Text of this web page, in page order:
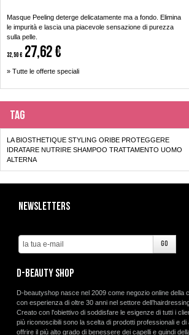
Masque Peeling deterge delicatamente ma a fondo. Elimina
le impurità e lascia una piacevole sensazione di purezza
sulla pelle.
32,50 € 27,62 €
» Tutte le offerte speciali
Tag
LA BIOSTHETIQUE STYLING ORIBE PROTEGGERE
IDRATARE NUTRIRE SHAMPOO TRATTAMENTO UOMO
ALTERNA
Newsletters
d-beauty shop
D-beautyshop nasce nel 2009 come negozio online della
con esperienza di oltre 30 anni nel settore
Creato con l'obiettivo di soddisfare le esigenze di tutti i
più riconoscibili sono la scelta di prodotti professionali e di
offrire il più alto grado di benessere dei capelli e quindi